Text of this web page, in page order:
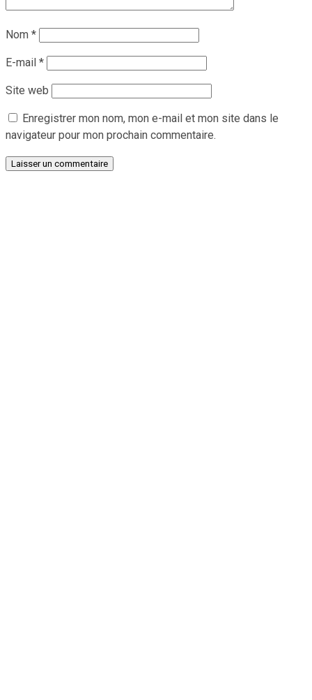
Nom *
E-mail *
Site web
Enregistrer mon nom, mon e-mail et mon site dans le
navigateur pour mon prochain commentaire.